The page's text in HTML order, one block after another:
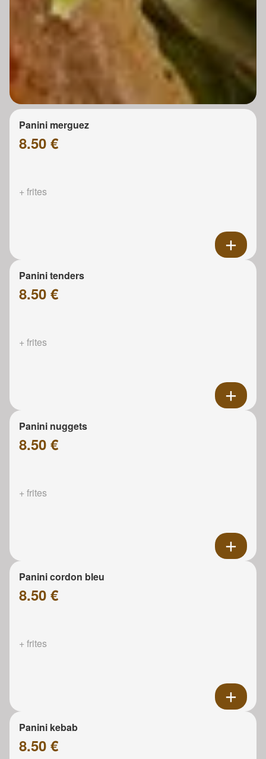
Panini merguez
8.50 €
+ frites
Panini tenders
8.50 €
+ frites
Panini nuggets
8.50 €
+ frites
Panini cordon bleu
8.50 €
+ frites
Panini kebab
8.50 €